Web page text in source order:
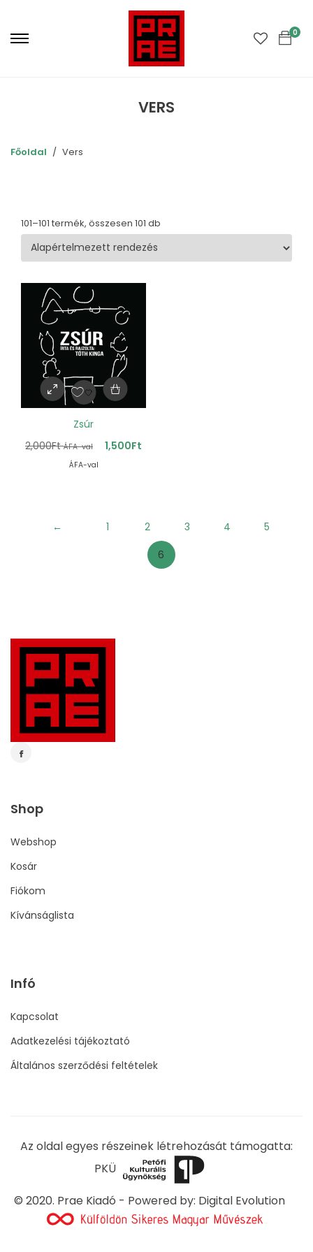
0
VERS
Főoldal Vers
101–101 termék, összesen 101 db
Zsúr
2,000Ft ÁFA-val 1,500Ft
ÁFA-val
← 1 2 3 4
5
6
Shop
Webshop
Kosár
Fiókom
Kívánságlista
Infó
Kapcsolat
Adatkezelési tájékoztató
Általános szerződési feltételek
Az oldal egyes részeinek létrehozását támogatta:
PKÜ
© 2020. Prae Kiadó - Powered by: Digital Evolution